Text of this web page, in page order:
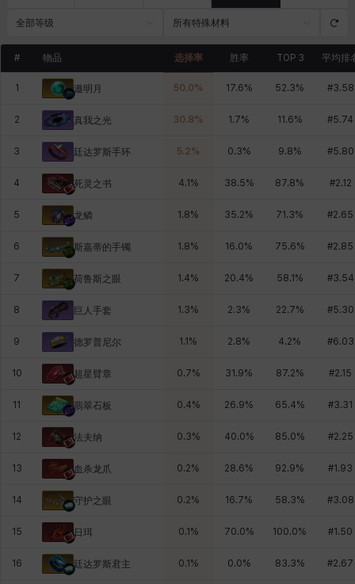
全部等级 所有特殊材料
# 物品 选择率 胜率 TOP 3 平均排
1 邀明月 50.0% 17.6% 52.3% #3.58
2 真我之光 30.8% 1.7% 11.6% #5.74
3 廷达罗斯手环 5.2% 0.3% 9.8% #5.80
4 死灵之书 4.1 % 38.5% 87.8% #2.12
5 龙鳞 1.8% 35.2% 71.3% #2.65
6 斯嘉蒂的手镯 1.8% 16.0% 75.6% #2.85
7 荷鲁斯之眼 1.4% 20.4% 58.1 % #3.54
8 巨人手套 1.3% 2.3% 22.7% #5.30
9 德罗普尼尔 1.1 % 2.8% 4.2% #6.03
10 超星臂章 0.7% 31.9% 87.2% #2.15
11 翡翠石板 0.4% 26.9% 65.4% #3.31
12 法夫纳 0.3% 40.0% 85.0% #2.25
13 血杀龙爪 0.2% 28.6% 92.9% #1.93
14 守护之眼 0.2% 16.7% 58.3% #3.08
15 日珥 0.1 % 70.0% 100.0% #1.50
16 廷达罗斯君主 0.1 % 0.0% 83.3% #2.67